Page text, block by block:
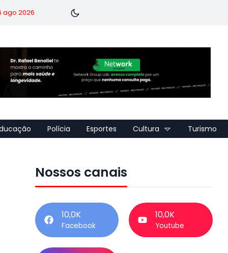
ago 2026
Polícia Esportes Cultura Turismo
Nossos canais
10,0K
Facebook
10,0K
Youtube